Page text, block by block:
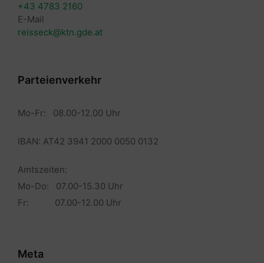
+43 4783 2160
E-Mail
reisseck@ktn.gde.at
Parteienverkehr
Mo-Fr: 08.00-12.00 Uhr
IBAN: AT42 3941 2000 0050 0132
Amtszeiten:
Mo-Do: 07.00-15.30 Uhr
Fr: 07.00-12.00 Uhr
Meta